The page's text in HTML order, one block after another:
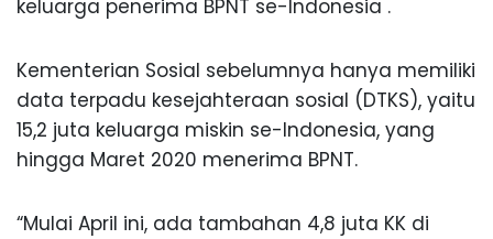
keluarga penerima BPNT se-Indonesia .
Kementerian Sosial sebelumnya hanya memiliki
data terpadu kesejahteraan sosial (DTKS), yaitu
15,2 juta keluarga miskin se-Indonesia, yang
hingga Maret 2020 menerima BPNT.
“Mulai April ini, ada tambahan 4,8 juta KK di